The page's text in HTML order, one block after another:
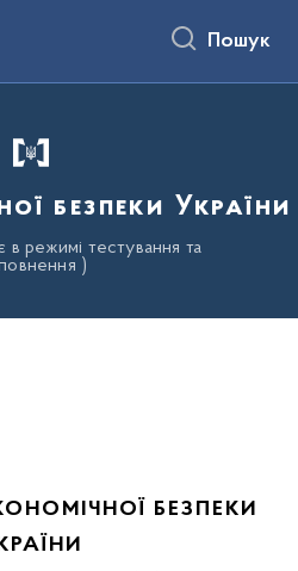
Пошук
безпеки України
режимі тестування та
)
БЕЗПЕКИ